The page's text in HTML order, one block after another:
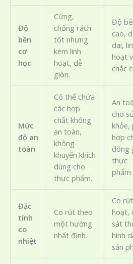
Độ
bền
cơ
học
Cứng,
chống rách
tốt nhưng
kém linh
hoạt, dễ
giòn.
Độ
cao,
dai,
hoạt
chắc
Mức
độ an
toàn
Có thể chứa
các hợp
chất không
an toàn,
không
khuyến khích
dùng cho
thực phẩm.
An
cho
khỏe,
hợp
đóng
thực
phẩm.
Đặc
tính
co
nhiệt
Co rút theo
một hướng
nhất định.
Co
hoạt,
sát
hình
sản